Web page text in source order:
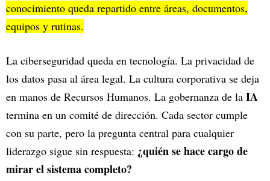
conocimiento queda repartido entre áreas, documentos,
equipos y rutinas.
La ciberseguridad queda en tecnología. La privacidad de
los datos pasa al área legal. La cultura corporativa se deja
en manos de Recursos Humanos. La gobernanza de la IA
termina en un comité de dirección. Cada sector cumple
con su parte, pero la pregunta central para cualquier
liderazgo sigue sin respuesta: ¿quién se hace cargo de
mirar el sistema completo?